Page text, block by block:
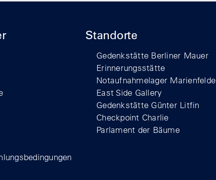
Standorte
Gedenkstätte Berliner Mauer
Erinnerungsstätte
Notaufnahmelager Marienfelde
East Side Gallery
Gedenkstätte Günter Litfin
Checkpoint Charlie
Parlament der Bäume